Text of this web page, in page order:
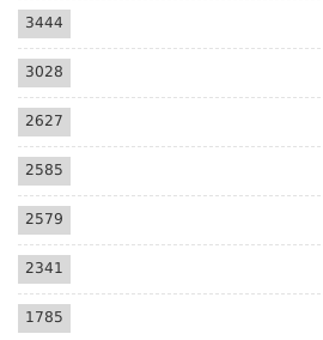
3444
3028
2627
2585
2579
2341
1785